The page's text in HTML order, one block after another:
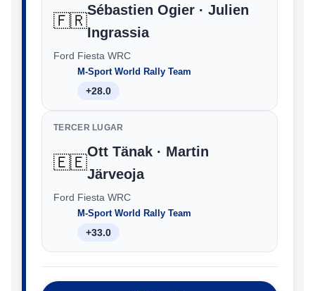
🇫🇷
Sébastien Ogier · Julien
Ingrassia
Ford Fiesta WRC
M-Sport World Rally Team
+28.0
TERCER LUGAR
🇪🇪
Ott Tänak · Martin
Järveoja
Ford Fiesta WRC
M-Sport World Rally Team
+33.0